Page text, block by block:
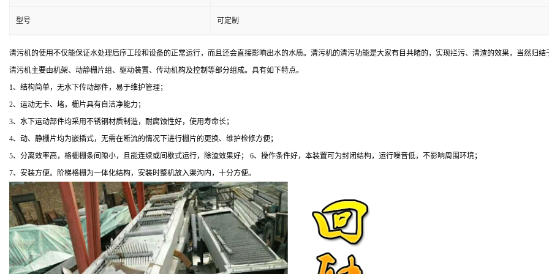
型号 可定制
清污机的使用不仅能保证水处理后序工段和设备的正常运行，而且还会直接影响出水的水质。清污机的清污功能是大家有目共睹的，实现拦污、清渣的效果，当然归结
清污机主要由机架、动静栅片组、驱动装置、传动机构及控制等部分组成。具有如下特点。
1、结构简单，无水下传动部件，易于维护管理；
2、运动无卡、堵，栅片具有自洁净能力；
3、水下运动部件均采用不锈钢材质制造，耐腐蚀性好，使用寿命长；
4、动、静栅片均为嵌插式，无需在断流的情况下进行栅片的更换、维护检修方便；
5、分离效率高，格栅栅条间隙小，且能连续或间歇式运行，除渣效果好； 6、操作条件好，本装置可为封闭结构，运行噪音低，不影响周围环境；
7、安装方便。阶梯格栅为一体化结构，安装时整机放入渠沟内，十分方便。